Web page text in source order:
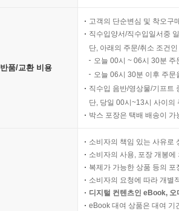
반품/교환 비용
고객의 단순변심 및 착오구
직수입양서/직수입일서중
단, 아래의 주문/취소 조건
오늘 00시 ~ 06시 30분
오늘 06시 30분 이후 주
직수입 음반/영상물/기프트
단, 당일 00시~13시 사이의
박스 포장은 택배 배송이
소비자의 책임 있는 사유로
소비자의 사용, 포장 개봉
복제가 가능한 상품 등의
소비자의 요청에 따라 개별
디지털 컨텐츠인 eBook,
eBook 대여 상품은 대여 기